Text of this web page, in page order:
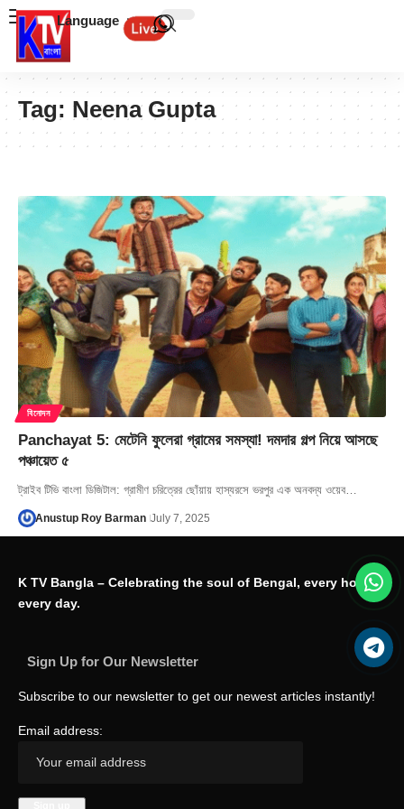
Language
Tag: Neena Gupta
বিনোদন
Panchayat 5: মেটেনি ফুলেরা গ্রামের সমস্যা! দমদার গল্প নিয়ে আসছে
পঞ্চায়েত ৫
ট্রাইব টিভি বাংলা ডিজিটাল: গ্রামীণ চরিত্রের ছোঁয়ায় হাস্যরসে ভরপুর এক অনবদ্য ওয়েব…
Anustup Roy Barman July 7, 2025
K TV Bangla – Celebrating the soul of Bengal, every hour,
every day.
Sign Up for Our Newsletter
Subscribe to our newsletter to get our newest articles instantly!
Email address: